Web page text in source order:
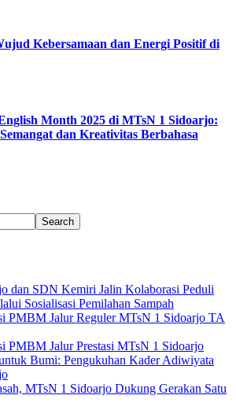
Kebersamaan dan Energi Positif di
Month 2025 di MTsN 1 Sidoarjo:
dan Kreativitas Berbahasa
Search
dan SDN Kemiri Jalin Kolaborasi Peduli
Sosialisasi Pemilahan Sampah
PMBM Jalur Reguler MTsN 1 Sidoarjo TA
PMBM Jalur Prestasi MTsN 1 Sidoarjo
Bumi: Pengukuhan Kader Adiwiyata
MTsN 1 Sidoarjo Dukung Gerakan Satu